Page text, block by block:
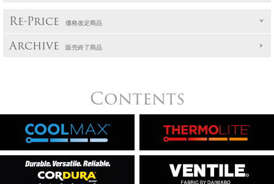
Re-Price 価格改定商品
Archive 販売終了商品
Contents